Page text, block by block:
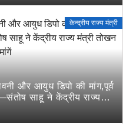
केन्द्रीय राज्य मंत्री
और आयुध डिपो की मांग,पूर्व
साहू ने केंद्रीय राज्य
की प्रमुख मांगें